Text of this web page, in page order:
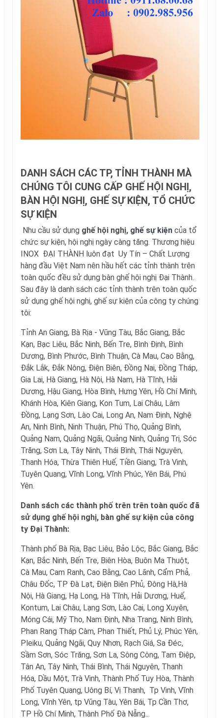
DANH SÁCH CÁC TP, TỈNH THÀNH MÀ
CHÚNG TÔI CUNG CẤP GHẾ HỘI NGHỊ,
BÀN HỘI NGHỊ, GHẾ SỰ KIỆN, TỔ CHỨC
SỰ KIỆN
Nhu cầu sử dụng ghế hội nghị, ghế sự kiện của tổ
chức sự kiện, hội nghị ngày càng tăng. Thương hiệu
INOX ĐẠI THÀNH luôn đạt Uy Tín – Chất Lượng
hàng đầu Việt Nam nên hầu hết các tỉnh thành trên
toàn quốc đều sử dụng bàn ghế hội nghị Đại Thành.
Sau đây là danh sách các tỉnh thành trên toàn quốc
sử dụng ghế hội nghị, ghế sự kiện của công ty chúng
tôi:
Tỉnh An Giang, Bà Rịa - Vũng Tàu, Bắc Giang, Bắc
Kạn, Bạc Liêu, Bắc Ninh, Bến Tre, Bình Định, Bình
Dương, Bình Phước, Bình Thuận, Cà Mau, Cao Bằng,
Đắk Lắk, Đắk Nông, Điện Biên, Đồng Nai, Đồng Tháp,
Gia Lai, Hà Giang, Hà Nội, Hà Nam, Hà Tĩnh, Hải
Dương, Hậu Giang, Hòa Bình, Hưng Yên, Hồ Chí Minh,
Khánh Hòa, Kiên Giang, Kon Tum, Lai Châu, Lâm
Đồng, Lạng Sơn, Lào Cai, Long An, Nam Định, Nghệ
An, Ninh Bình, Ninh Thuận, Phú Thọ, Quảng Bình,
Quảng Nam, Quảng Ngãi, Quảng Ninh, Quảng Trị, Sóc
Trăng, Sơn La, Tây Ninh, Thái Bình, Thái Nguyên,
Thanh Hóa, Thừa Thiên Huế, Tiền Giang, Trà Vinh,
Tuyên Quang, Vĩnh Long, Vĩnh Phúc, Yên Bái, Phú
Yên.
Danh sách các thành phố trên trên toàn quốc đã
sử dụng ghế hội nghị, bàn ghế sự kiện của công
ty Đại Thành:
Thành phố Bà Rịa, Bạc Liêu, Bảo Lộc, Bắc Giang, Bắc
Kạn, Bắc Ninh, Bến Tre, Biên Hòa, Buôn Ma Thuột,
Cà Mau, Cam Ranh, Cao Bằng, Cao Lãnh, Cẩm Phả,
Châu Đốc, TP Đà Lạt, Điện Biên Phủ, Đông Hà,Hà
Nội, Hà Giang, Hạ Long, Hà Tĩnh, Hải Dương, Huế,
Kontum, Lai Châu, Lạng Sơn, Lào Cai, Long Xuyên,
Móng Cái, Mỹ Tho, Nam Định, Nha Trang, Ninh Bình,
Phan Rang Tháp Càm, Phan Thiết, Phủ Lý, Phúc Yên,
Pleiku, Quảng Ngãi, Quy Nhơn, Rạch Giá, Sa Đéc,
Sầm Sơn, Sóc Trăng, Sơn La, Sông Công, Tam Điệp,
Tân An, Tây Ninh, Thái Bình, Thái Nguyên, Thanh
Hóa, Dầu Một, Trà Vinh, Thành Phố Tuy Hòa, Thành
Phố Tuyên Quang, Uông Bí, Vị Thanh, Tp Vinh, Vĩnh
Long, Vĩnh Yên, tp Vũng Tàu, Yên Bái, Tp Cần Thơ,
TP Hồ Chí Minh, Thành Phố Đà Nẵng...